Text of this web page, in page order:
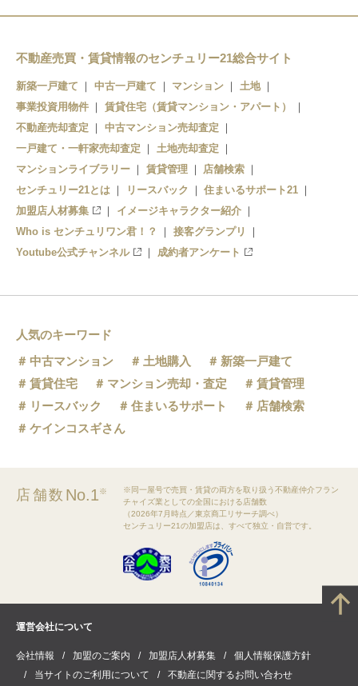
不動産売買・賃貸情報のセンチュリー21総合サイト
新築一戸建て 中古一戸建て マンション
土地
事業投資用物件
賃貸住宅（賃貸マンション・アパート）
不動産売却査定
中古マンション売却査定
一戸建て・一軒家売却査定
土地売却査定
マンションライブラリー
賃貸管理
店舗検索
センチュリー21とは
リースバック
住まいるサポート21
加盟店人材募集
イメージキャラクター紹介
Who is センチュリワン君！？
接客グランプリ
Youtube公式チャンネル
成約者アンケート
人気のキーワード
中古マンション
土地購入
新築一戸建て
賃貸住宅
マンション売却・査定
賃貸管理
リースバック
住まいるサポート
店舗検索
ケインコスギさん
店舗数 No.1※
※同一屋号で売買・賃貸の両方を取り扱う不動産仲介フラン
チャイズ業としての全国における店舗数
（2026年7月時点／東京商工リサーチ調べ）
センチュリー21の加盟店は、すべて独立・自営です。
運営会社について
会社情報 加盟のご案内 加盟店人材募集
個人情報保護方針
当サイトのご利用について
不動産に関するお問い合わせ